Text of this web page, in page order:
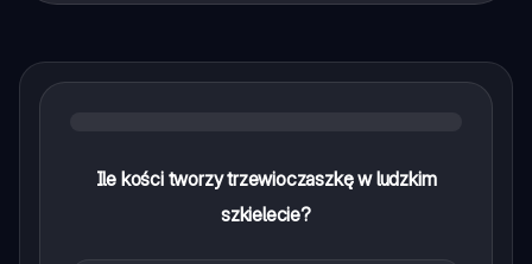
Ile kości tworzy trzewioczaszkę w ludzkim
szkielecie?